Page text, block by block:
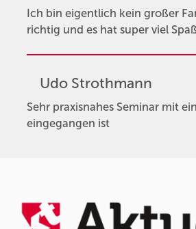
Ich bin eigentlich kein großer
richtig und es hat super viel
Udo Strothmann
Sehr praxisnahes Seminar mit
eingegangen ist